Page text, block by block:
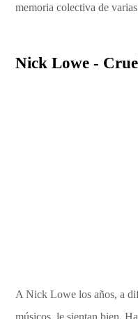
memoria colectiva de
Nick Lowe -
A Nick Lowe los años, a
músicos, le sientan bien.